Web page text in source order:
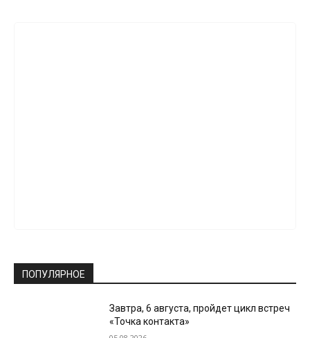
ПОПУЛЯРНОЕ
Завтра, 6 августа, пройдет цикл встреч
«Точка контакта»